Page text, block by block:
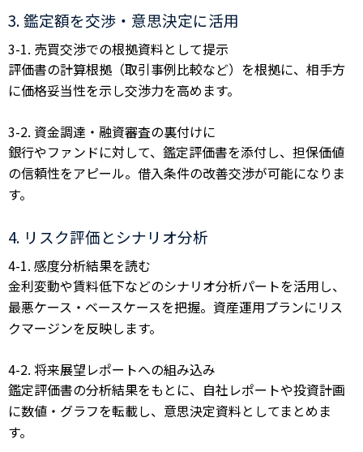
3. 鑑定額を交渉・意思決定に活用
3-1. 売買交渉での根拠資料として提示
評価書の計算根拠（取引事例比較など）を根拠に、相手方
に価格妥当性を示し交渉力を高めます。
3-2. 資金調達・融資審査の裏付けに
銀行やファンドに対して、鑑定評価書を添付し、担保価値
の信頼性をアピール。借入条件の改善交渉が可能になりま
す。
4. リスク評価とシナリオ分析
4-1. 感度分析結果を読む
金利変動や賃料低下などのシナリオ分析パートを活用し、
最悪ケース・ベースケースを把握。資産運用プランにリス
クマージンを反映します。
4-2. 将来展望レポートへの組み込み
鑑定評価書の分析結果をもとに、自社レポートや投資計画
に数値・グラフを転載し、意思決定資料としてまとめま
す。